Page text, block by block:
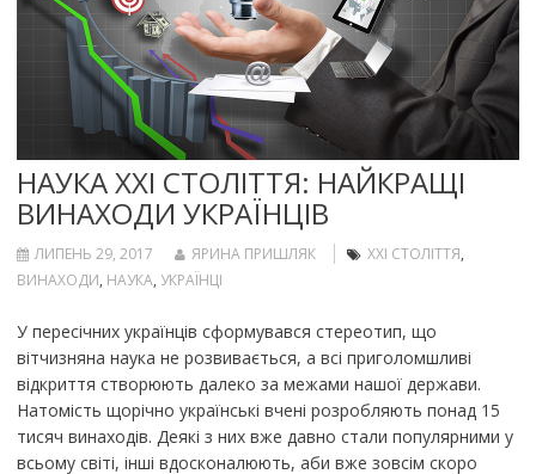
НАУКА ХХІ СТОЛІТТЯ: НАЙКРАЩІ
ВИНАХОДИ УКРАЇНЦІВ
ЛИПЕНЬ 29, 2017 ЯРИНА ПРИШЛЯК XXI СТОЛІТТЯ,
ВИНАХОДИ, НАУКА, УКРАЇНЦІ
У пересічних українців сформувався стереотип, що
вітчизняна наука не розвивається, а всі приголомшливі
відкриття створюють далеко за межами нашої держави.
Натомість щорічно українські вчені розробляють понад 15
тисяч винаходів. Деякі з них вже давно стали популярними у
всьому світі, інші вдосконалюють, аби вже зовсім скоро